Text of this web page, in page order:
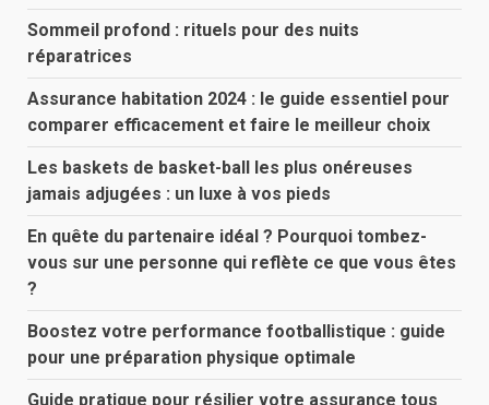
Sommeil profond : rituels pour des nuits
réparatrices
Assurance habitation 2024 : le guide essentiel pour
comparer efficacement et faire le meilleur choix
Les baskets de basket-ball les plus onéreuses
jamais adjugées : un luxe à vos pieds
En quête du partenaire idéal ? Pourquoi tombez-
vous sur une personne qui reflète ce que vous êtes
?
Boostez votre performance footballistique : guide
pour une préparation physique optimale
Guide pratique pour résilier votre assurance tous